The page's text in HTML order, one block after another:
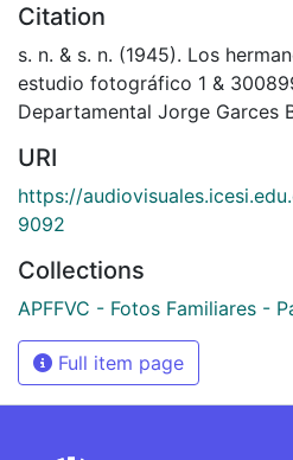
Citation
s. n. & s. n. (1945). Los
estudio fotográfico 1 &
Departamental Jorge Garces
URI
https://
9092
Collections
APFFVC - Fotos Familiares -
Full item page